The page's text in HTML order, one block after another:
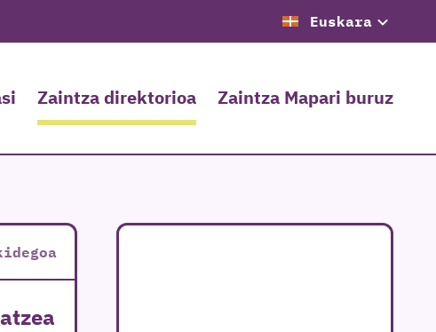
Euskara
Zaintza direktorioa Zaintza Mapari buruz